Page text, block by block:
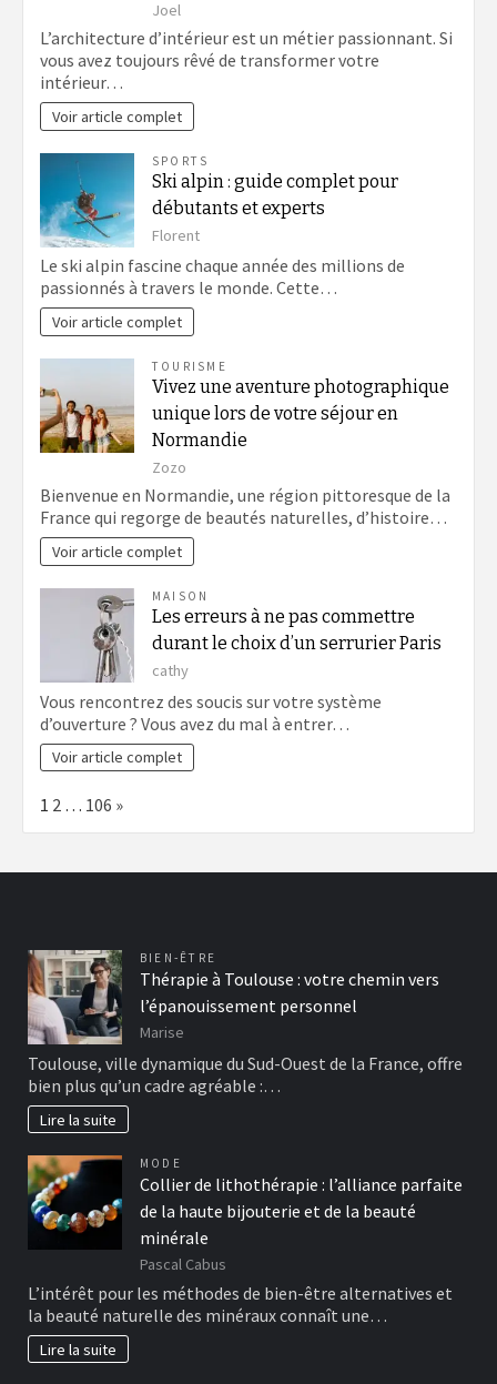
Joel
L’architecture d’intérieur est un métier passionnant. Si
vous avez toujours rêvé de transformer votre
intérieur…
Voir article complet
SPORTS
Ski alpin : guide complet pour
débutants et experts
Florent
Le ski alpin fascine chaque année des millions de
passionnés à travers le monde. Cette…
Voir article complet
TOURISME
Vivez une aventure photographique
unique lors de votre séjour en
Normandie
Zozo
Bienvenue en Normandie, une région pittoresque de la
France qui regorge de beautés naturelles, d’histoire…
Voir article complet
MAISON
Les erreurs à ne pas commettre
durant le choix d’un serrurier Paris
cathy
Vous rencontrez des soucis sur votre système
d’ouverture ? Vous avez du mal à entrer…
Voir article complet
Page:
1 2 … 106 Next
»
BIEN-ÊTRE
Thérapie à Toulouse : votre chemin vers
l’épanouissement personnel
Marise
Toulouse, ville dynamique du Sud-Ouest de la France, offre
bien plus qu’un cadre agréable :…
Lire la suite
MODE
Collier de lithothérapie : l’alliance parfaite
de la haute bijouterie et de la beauté
minérale
Pascal Cabus
L’intérêt pour les méthodes de bien-être alternatives et
la beauté naturelle des minéraux connaît une…
Lire la suite